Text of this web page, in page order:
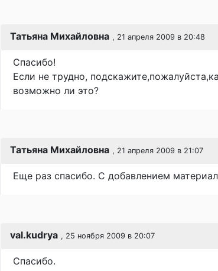
Татьяна Михайловна , 21 апреля 2009 в 20:48
Спасибо!
Если не трудно,
возможно ли это?
Татьяна Михайловна , 21 апреля 2009 в 21:07
Еще раз спасибо. С добавлением
val.kudrya , 25 ноября 2009 в 20:07
Спасибо.